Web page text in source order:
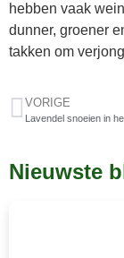
hebben vaak
dunner, groener
takken om
VORIGE
Nieuwste